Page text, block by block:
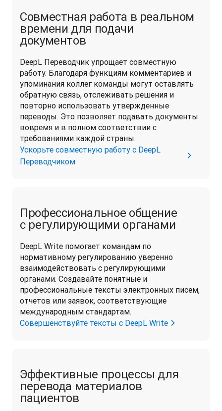
Совместная работа в реальном
времени для подачи
документов
DeepL Переводчик упрощает совместную
работу. Благодаря функциям комментариев и
упоминания коллег команды могут оставлять
обратную связь, отслеживать решения и
повторно использовать утвержденные
переводы. Это позволяет подавать документы
вовремя и в полном соответствии с
требованиями каждой страны.
Ускорьте совместную работу с DeepL
Переводчиком
Профессиональное общение
с регулирующими органами
DeepL Write помогает командам по
нормативному регулированию уверенно
взаимодействовать с регулирующими
органами. Создавайте понятные и
профессиональные тексты электронных писем,
отчетов или заявок, соответствующие
международным стандартам.
Совершенствуйте тексты с DeepL Write
Эффективные процессы для
перевода материалов
пациентов